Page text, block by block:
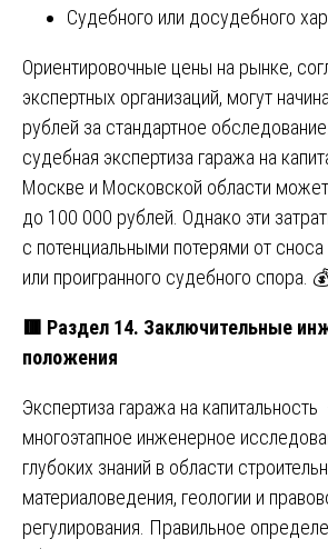
Судебного или досудебного
Ориентировочные цены на рынке,
экспертных организаций, могут
рублей за стандартное
судебная экспертиза гаража на
Москве и Московской области
до 100 000 рублей. Однако эти
с потенциальными потерями от
или проигранного судебного спора.
🟥 Раздел 14. Заключительные
положения
Экспертиза гаража на
многоэтапное инженерное
глубоких знаний в области
материаловедения, геологии и
регулирования. Правильное